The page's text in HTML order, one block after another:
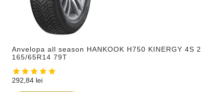
Anvelopa all season HANKOOK H750 KINERGY 4S 2
165/65R14 79T
292,84 lei